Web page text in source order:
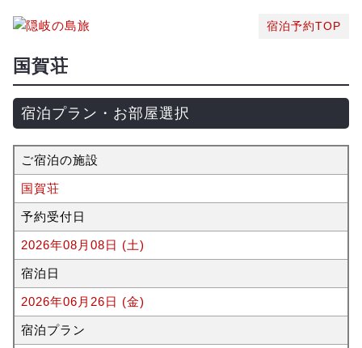
宿泊予約TOP
国賀荘
宿泊プラン・お部屋選択
ご宿泊の施設
国賀荘
予約受付日
2026年08月08日 (土)
宿泊日
2026年06月26日 (金)
宿泊プラン